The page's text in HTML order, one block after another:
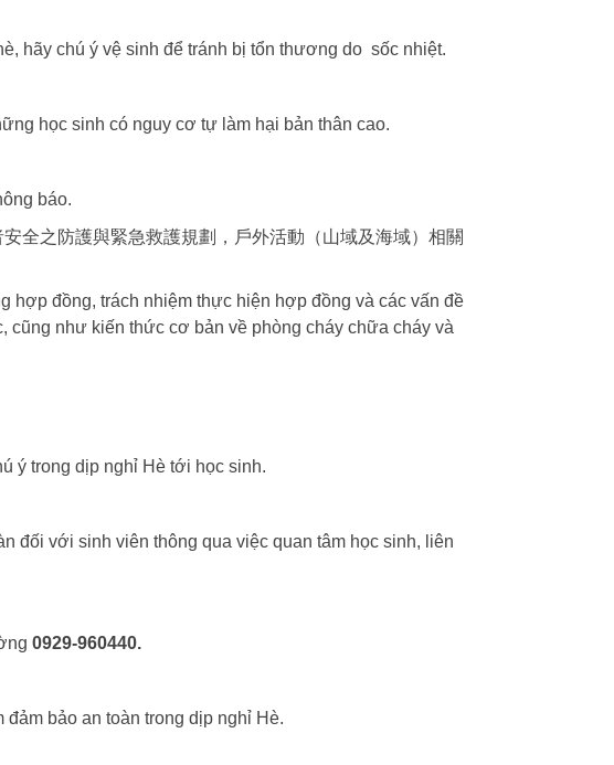
hãy chú ý vệ sinh để tránh bị tổn thương do sốc nhiệt.
học sinh có nguy cơ tự làm hại bản thân cao.
báo.
全之防護與緊急救護規劃，戶外活動（山域及海域）相關
hợp đồng, trách nhiệm thực hiện hợp đồng và các vấn đề
cũng như kiến thức cơ bản về phòng cháy chữa cháy và
ý trong dịp nghỉ Hè tới học sinh.
đối với sinh viên thông qua việc quan tâm học sinh, liên
0929-960440.
bảo an toàn trong dịp nghỉ Hè.